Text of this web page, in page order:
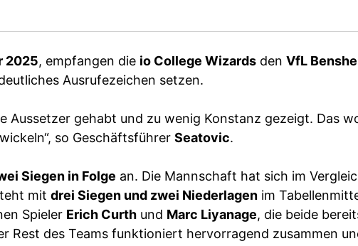
2025, empfangen die io College Wizards den VfL
Ausrufezeichen setzen.
Aussetzer gehabt und zu wenig Konstanz gezeigt. Das
so Geschäftsführer Seatovic.
Siegen in Folge an. Die Mannschaft hat sich im
mit drei Siegen und zwei Niederlagen im
Spieler Erich Curth und Marc Liyanage, die beide
Rest des Teams funktioniert hervorragend zusammen